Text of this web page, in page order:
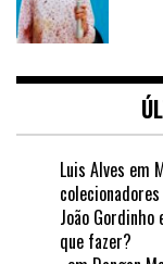
Luis Alves em
João Gordinho
que fazer?